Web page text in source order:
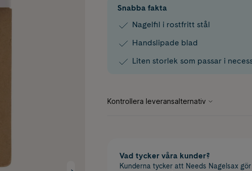
Snabba fakta
Nagelfil i rostfritt stål
Handslipade blad
Liten storlek som passar i
Vad tycker våra kunder?
Kunderna tycker att Needs Nagelsax